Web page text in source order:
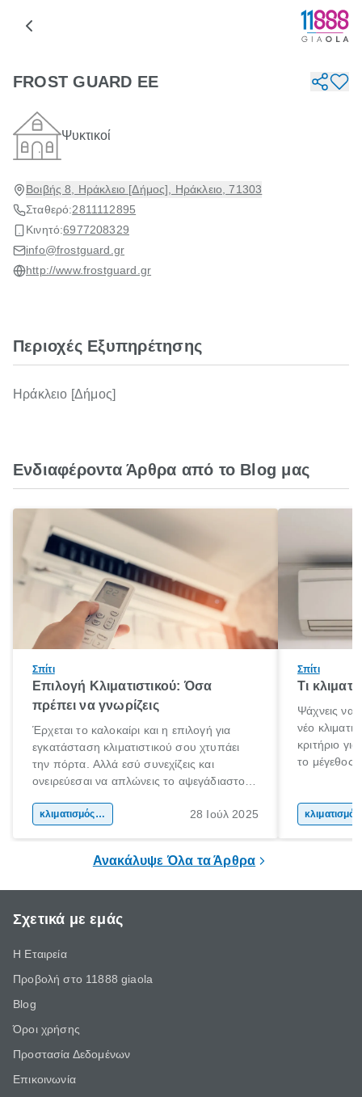
FROST GUARD EE
Ψυκτικοί
Βοιβής 8, Ηράκλειο [Δήμος], Ηράκλειο, 71303
Σταθερό:2811112895
Κινητό:6977208329
info@frostguard.gr
http://www.frostguard.gr
Περιοχές Εξυπηρέτησης
Ηράκλειο [Δήμος]
Ενδιαφέροντα Άρθρα από το Blog μας
Σπίτι
Επιλογή Κλιματιστικού: Όσα
πρέπει να γνωρίζεις
Έρχεται το καλοκαίρι και η επιλογή για
εγκατάσταση κλιματιστικού σου χτυπάει
την πόρτα. Αλλά εσύ συνεχίζεις και
ονειρεύεσαι να απλώνεις το αψεγάδιαστο
όμως τι γίνεται;
κλιματισμός σπιτιού 28 Ιούλ 2025
Σπίτι
Τι
Ψάχνεις να
νέο
κριτήριο
το μέγεθος
μόνο στις
συσκευής.
Ανακάλυψε Όλα τα Άρθρα
Σχετικά με εμάς
Η Εταιρεία
Προβολή στο 11888 giaola
Blog
Όροι χρήσης
Προστασία Δεδομένων
Επικοινωνία